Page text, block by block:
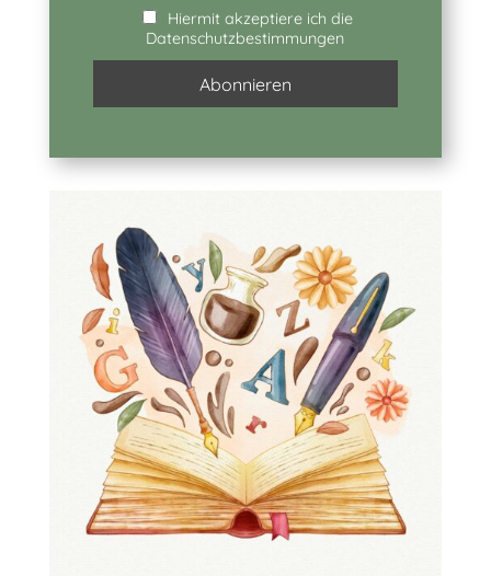
Hiermit akzeptiere ich die
Datenschutzbestimmungen